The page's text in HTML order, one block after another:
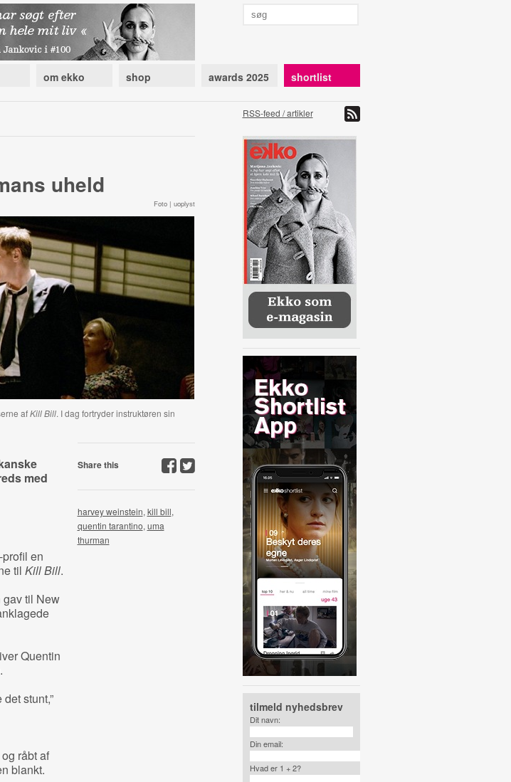
om ekko shop awards 2025 shortlist
RSS-feed / artikler
uheld
Foto | uoplyst
afKill Bill. I dag fortryder instruktøren sin
med
en
til Kill Bill.
gav til New
Quentin
stunt,”
råbt af
blankt.
Share this
harvey weinstein, kill bill,
quentin tarantino, uma
thurman
tilmeld nyhedsbrev
Dit navn:
Din email:
Hvad er 1 + 2?